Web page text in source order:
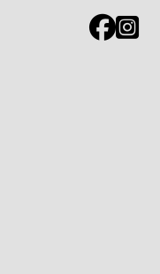
Link zur
Link